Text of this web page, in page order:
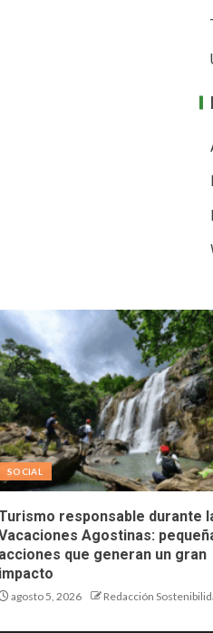
SOCIAL
responsable durante
Agostinas:
acciones que generan un gran
impacto
agosto 5, 2026 Redacción